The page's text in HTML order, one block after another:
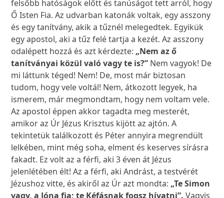
felsőbb hatóságok előtt és tanúságot tett arról, hogy
Ő Isten Fia. Az udvarban katonák voltak, egy asszony
és egy tanítvány, akik a tűznél melegedtek. Egyikük
egy apostol, aki a tűz felé tartja a kezét. Az asszony
odalépett hozzá és azt kérdezte: „Nem az ő
tanítványai közül való vagy te is?” Nem vagyok! De
mi láttunk téged! Nem! De, most már biztosan
tudom, hogy vele voltál! Nem, átkozott legyek, ha
ismerem, már megmondtam, hogy nem voltam vele.
Az apostol éppen akkor tagadta meg mesterét,
amikor az Úr Jézus Krisztus kijött az ajtón. A
tekintetük találkozott és Péter annyira megrendült
lelkében, mint még soha, elment és keserves sírásra
fakadt. Ez volt az a férfi, aki 3 éven át Jézus
jelenlétében élt! Az a férfi, aki Andrást, a testvérét
Jézushoz vitte, és akiről az Úr azt mondta: „Te Simon
vagy, a Jóna fia; te Kéfásnak fogsz hívatni”.Vagyis